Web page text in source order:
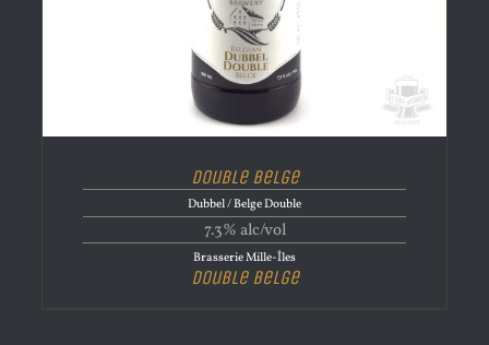
Double Belge
Dubbel / Belge Double
7.3% alc/vol
Brasserie Mille-Îles
Double Belge